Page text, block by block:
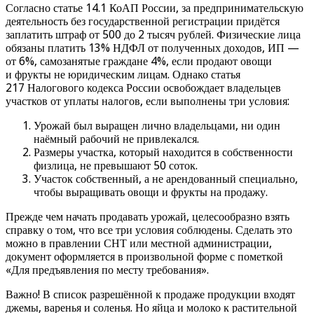
Согласно статье 14.1 КоАП России, за предпринимательскую
деятельность без государственной регистрации придётся
заплатить штраф от 500 до 2 тысяч рублей. Физические лица
обязаны платить 13% НДФЛ от полученных доходов, ИП —
от 6%, самозанятые граждане 4%, если продают овощи
и фрукты не юридическим лицам. Однако статья
217 Налогового кодекса России освобождает владельцев
участков от уплаты налогов, если выполнены три условия:
Урожай был выращен лично владельцами, ни один
наёмный рабочий не привлекался.
Размеры участка, который находится в собственности
физлица, не превышают 50 соток.
Участок собственный, а не арендованный специально,
чтобы выращивать овощи и фрукты на продажу.
Прежде чем начать продавать урожай, целесообразно взять
справку о том, что все три условия соблюдены. Сделать это
можно в правлении СНТ или местной администрации,
документ оформляется в произвольной форме с пометкой
«Для предъявления по месту требования».
Важно! В список разрешённой к продаже продукции входят
джемы, варенья и соленья. Но яйца и молоко к растительной